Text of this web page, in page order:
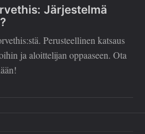
Järjestelmä
Perusteellinen katsaus
ja aloittelijan oppaaseen. Ota